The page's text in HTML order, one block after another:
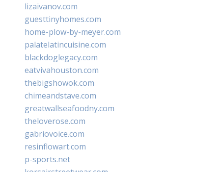
lizaivanov.com
guesttinyhomes.com
home-plow-by-meyer.com
palatelatincuisine.com
blackdoglegacy.com
eatvivahouston.com
thebigshowok.com
chimeandstave.com
greatwallseafoodny.com
theloverose.com
gabriovoice.com
resinflowart.com
p-sports.net